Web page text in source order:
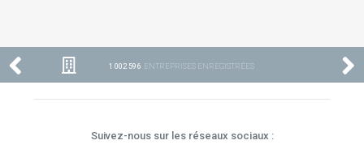
1 002 596 ENTREPRISES ENREGISTRÉES
Suivez-nous sur les réseaux sociaux :